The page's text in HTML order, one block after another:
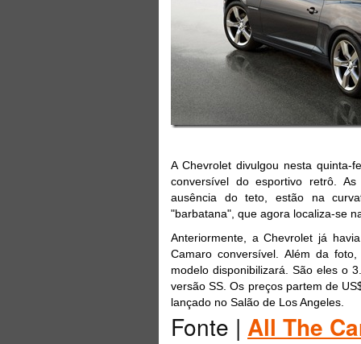
A Chevrolet divulgou nesta
conversível do esportivo retrô.
ausência do teto, estão na
"barbatana", que agora localiza-se
Anteriormente, a Chevrolet já
Camaro conversível. Além da
modelo disponibilizará. São eles o
versão SS. Os preços partem de
lançado no Salão de Los Angeles.
Fonte | All The